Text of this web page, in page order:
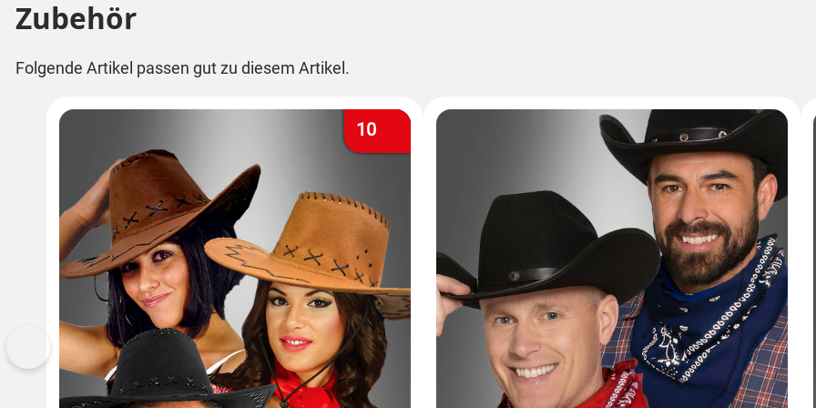
Zubehör
Folgende Artikel passen gut zu diesem Artikel.
10
Vorherige